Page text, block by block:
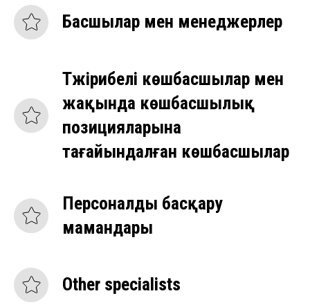
Басшылар мен менеджерлер
Тәжірибелі көшбасшылар мен
жақында көшбасшылық
позицияларына
тағайындалған көшбасшылар
Персоналды басқару
мамандары
Other specialists